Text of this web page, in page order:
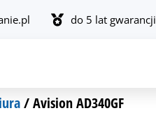
do 5 lat gwarancji
/ Avision AD340GF